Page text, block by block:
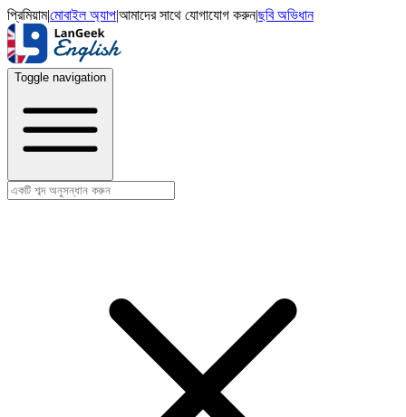
প্রিমিয়াম|মোবাইল অ্যাপ|আমাদের সাথে যোগাযোগ করুন|ছবি অভিধান
Toggle navigation